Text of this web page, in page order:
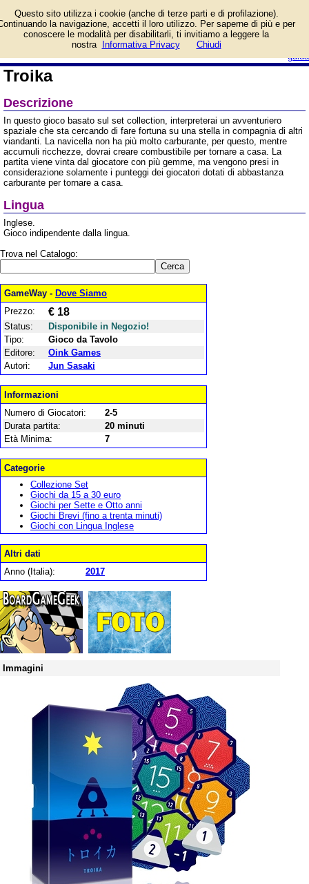
guida
prezzo di vendita.
Prodotto da Oink Games
Troika
Descrizione
In questo gioco basato sul set collection, interpreterai un avventuriero
spaziale che sta cercando di fare fortuna su una stella in compagnia di altri
viandanti. La navicella non ha più molto carburante, per questo, mentre
accumuli ricchezze, dovrai creare combustibile per tornare a casa. La
partita viene vinta dal giocatore con più gemme, ma vengono presi in
considerazione solamente i punteggi dei giocatori dotati di abbastanza
carburante per tornare a casa.
Lingua
Inglese.
Gioco indipendente dalla lingua.
Trova nel Catalogo:
GameWay - Dove Siamo
Prezzo:
€ 18
Status:
Disponibile in Negozio!
Tipo:
Gioco da Tavolo
Editore:
Oink Games
Autori:
Jun Sasaki
Informazioni
Numero di Giocatori:
2-5
Durata partita:
20 minuti
Età Minima:
7
Categorie
Collezione Set
Giochi da 15 a 30 euro
Giochi per Sette e Otto anni
Giochi Brevi (fino a trenta minuti)
Giochi con Lingua Inglese
Altri dati
Anno (Italia):
2017
Immagini
Questo sito utilizza i cookie (anche di terze parti e di profilazione).
la navigazione, accetti il loro utilizzo. Per saperne di più e per
conoscere le modalità per disabilitarli, ti invitiamo a leggere la
nostra
Informativa Privacy Chiudi